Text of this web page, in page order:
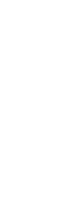
El SAS
de cáncer de
portavoz del
miércoles
positivos
Clínico